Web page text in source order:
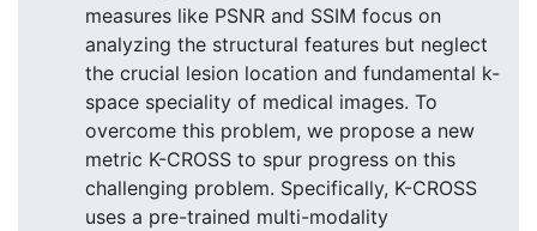
measures like PSNR and SSIM focus on
analyzing the structural features but neglect
the crucial lesion location and fundamental k-
space speciality of medical images. To
overcome this problem, we propose a new
metric K-CROSS to spur progress on this
challenging problem. Specifically, K-CROSS
uses a pre-trained multi-modality